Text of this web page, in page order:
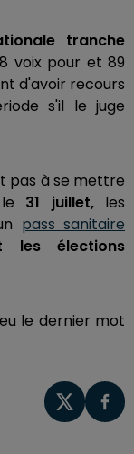
tranche
voix pour et 89
d'avoir recours
s'il le juge
pas à se mettre
31 juillet,les
pass sanitaire
élections
le dernier mot